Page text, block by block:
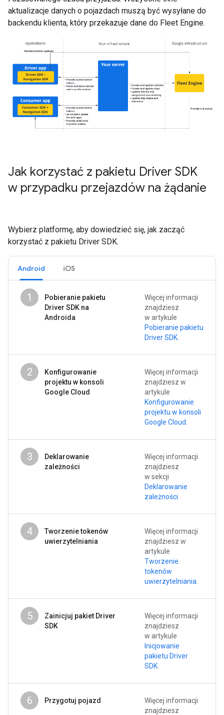
aktualizacje danych o pojazdach muszą być wysyłane do
backendu klienta, który przekazuje dane do Fleet Engine.
Jak korzystać z pakietu Driver SDK
w przypadku przejazdów na żądanie
Wybierz platformę, aby dowiedzieć się, jak zacząć
korzystać z pakietu Driver SDK.
Android iOS
1
Pobieranie pakietu
Driver SDK na
Androida
Więcej informacji
znajdziesz
w artykule
Pobieranie pakietu
Driver SDK
2
Konfigurowanie
projektu w konsoli
Google Cloud
Więcej informacji
znajdziesz w
artykule
Konfigurowanie
projektu w konsoli
Google Cloud
3
Deklarowanie
zależności
Więcej informacji
znajdziesz
w sekcji
Deklarowanie
zależności
4
Tworzenie tokenów
uwierzytelniania
Więcej informacji
znajdziesz w
artykule
Tworzenie
tokenów
uwierzytelniania
5
Zainicjuj pakiet Driver
SDK
Więcej informacji
znajdziesz
w artykule
Inicjowanie
pakietu Driver
SDK
6 Przygotuj pojazd
Więcej informacji
znajdziesz